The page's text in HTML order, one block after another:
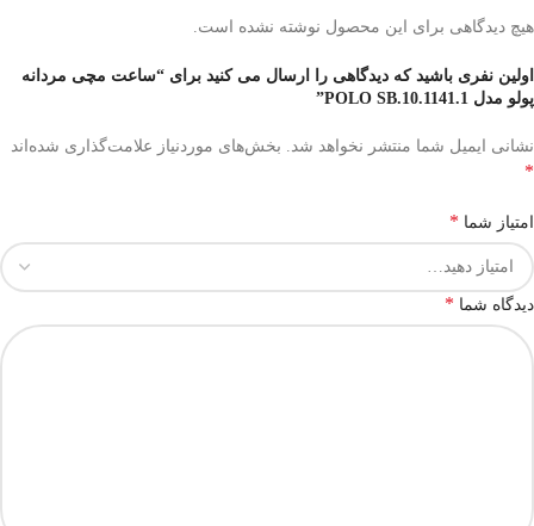
هیچ دیدگاهی برای این محصول نوشته نشده است.
اولین نفری باشید که دیدگاهی را ارسال می کنید برای “ساعت مچی مردانه
پولو مدل POLO SB.10.1141.1”
نشانی ایمیل شما منتشر نخواهد شد. بخش‌های موردنیاز علامت‌گذاری شده‌اند
*
امتیاز شما *
دیدگاه شما *